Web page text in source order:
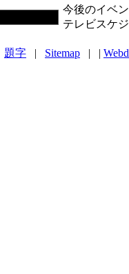
今後のイベ
テレビスケ
題字 | Sitemap | |